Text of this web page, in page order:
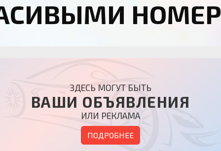
ЗДЕСЬ МОГУТ БЫТЬ
ВАШИ ОБЪЯВЛЕНИЯ
ИЛИ РЕКЛАМА
ПОДРОБНЕЕ